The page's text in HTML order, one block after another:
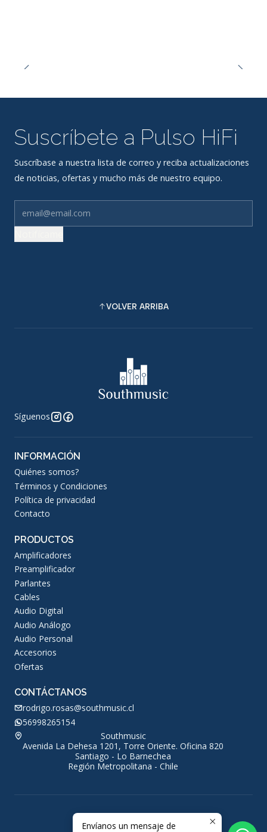
Suscríbete a Pulso HiFi
Suscríbase a nuestra lista de correo y reciba actualizaciones
de noticias, ofertas y mucho más de nuestro equipo.
VOLVER ARRIBA
Síguenos
INFORMACIÓN
Quiénes somos?
Términos y Condiciones
Política de privacidad
Contacto
PRODUCTOS
Amplificadores
Preamplificador
Parlantes
Cables
Audio Digital
Audio Análogo
Audio Personal
Accesorios
Ofertas
CONTÁCTANOS
rodrigo.rosas@southmusic.cl
56998265154
Southmusic
Avenida La Dehesa 1201, Torre Oriente. Oficina 820
Santiago - Lo Barnechea
Región Metropolitana - Chile
2026 Southmusic.
Envíanos un mensaje de